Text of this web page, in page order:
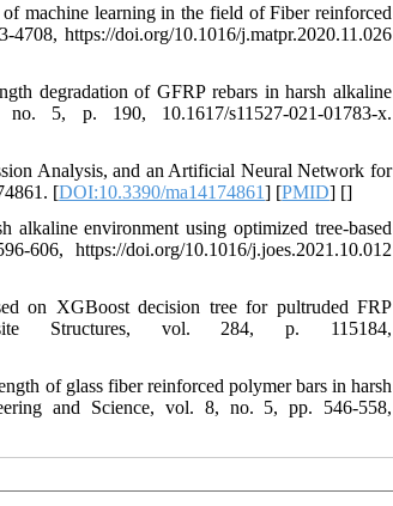
machine learning in the field of Fiber reinforced
https://doi.org/10.1016/j.matpr.2020.11.026
degradation of GFRP rebars in harsh alkaline
5, p. 190, 10.1617/s11527-021-01783-x.
Analysis, and an Artificial Neural Network for
[DOI:10.3390/ma14174861] [PMID] []
environment using optimized tree-based
https://doi.org/10.1016/j.joes.2021.10.012
on XGBoost decision tree for pultruded FRP
Structures, vol. 284, p. 115184,
of glass fiber reinforced polymer bars in harsh
and Science, vol. 8, no. 5, pp. 546-558,